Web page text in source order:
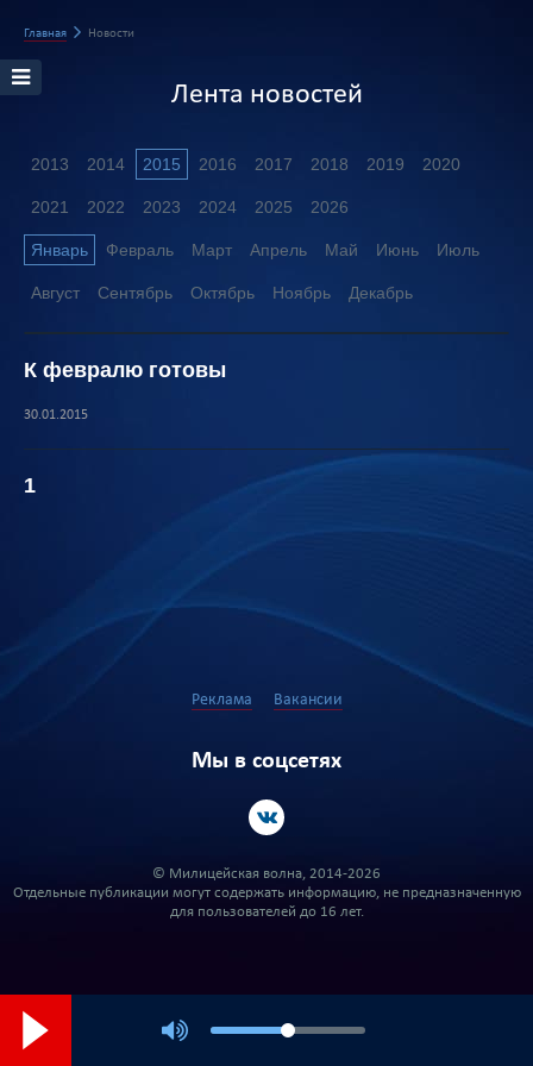
Главная Новости
Лента новостей
2013 2014 2015 2016 2017 2018 2019 2020
2021 2022 2023 2024 2025 2026
Январь Февраль Март Апрель Май Июнь Июль
Август Сентябрь Октябрь Ноябрь Декабрь
К февралю готовы
30.01.2015
1
Реклама Вакансии
Мы в соцсетях
© Милицейская волна, 2014-2026
Отдельные публикации могут содержать информацию, не предназначенную
для пользователей до 16 лет.